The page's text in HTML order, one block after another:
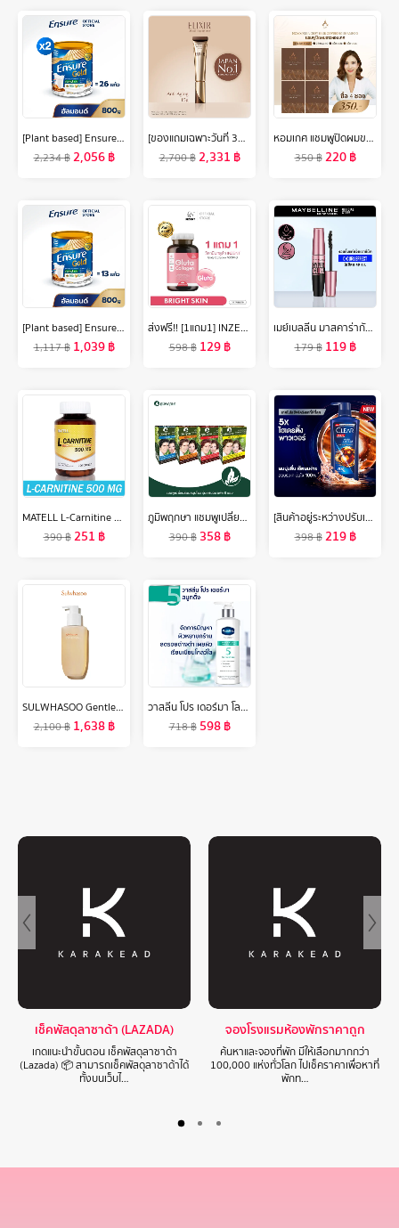
[Plant based] Ensure Gold เอนชัวร์ โกลด์ กลิ่นอัลมอนด์ สูตรโปรตีนธัญพืช 800g 2 กระป๋อง Ensure Gold Plant Based 800gx2
2,234฿2,056฿
[ของแถมเฉพาะวันที่ 30-31 ต.ค.67 เท่านั้น]ELIXIR เรตินอล พาวเวอร์ ริงเกิล สมูทติ้ง ครีม 15ก. (เรตินอลครีมลดเลือนริ้วรอยร่องลึก)
2,700฿2,331 ฿
หอมเกศ แชมพูปิดผมขาว ชุดทดลอง4ซอง350บาท ขนาด30ml.
350฿220฿
[Plant based] Ensure Gold เอนชัวร์ โกลด์ กลิ่นอัลมอนด์ สูตรโปรตีนธัญพืช 800g 1 กระป๋อง Ensure Gold Plant Based 800gx1
1,117฿ 1,039฿
ส่งฟรี!! [1แถม1] INZENT Gluta Collagen 1000MG (30 เม็ด) แอล กลูต้า พลัส คอลลาเจน สูตรเข้มข้น 1,000 mg ผิวสว่าง ใส บำรุงสุขภาพดีจากภายใน วิตามินกลูต้า
598฿ 129฿
เมย์เบลลีน มาสคาร่ากันน้ำ เดอะ ไฮเปอร์เคิร์ล 9.2 มล.MAYBELLINE THE HYPERCURL WATERPROOF MASCARA 9.2 ml(เครื่องสำอาง, มาสคาร่า, มาสคาร่ากันน้ำ)
179฿ 119฿
MATELL L-Carnitine 500mg(100capsules) แอลคาร์นิทีน 500มก(100แคป)
390฿251 ฿
ภูมิพฤกษา แชมพูเปลี่ยนสีผมสมุนไพร (รุ่นแฟนฉัน) มี 4 สี 6ชิ้น/กล่อง
390฿ 358฿
[สินค้าอยู่ระหว่างปรับเปลี่ยนขนาด] เคลียร์ เมน 3in1 แชมพู บอดี้วอช แอ็คทีฟคูล สำหรับผู้ชาย เพื่อเส้นผม หนังศีรษะ และผิวกาย 390 มล. x2 Clear Men 3in
398฿219฿
SULWHASOO Gentle Cleansing Foam 400ML โฟมล้างหน้าสำหรับขจัดสิ่งสกปรก เมคอัพ ฝุ่นละอองและความมันออกจากรูขุมขน คงความชุ่มชื้นไว้บนผิว
2,100฿ 1,638฿
วาสลีน โปร เดอร์มา โลชั่น บอดี้แอมพูล เข้มข้นเหมือนเซรั่มผิวหน้า 250 มล. Vaseline Proderma Body Lotion 250 ml.
718฿ 598฿
เช็คพัสดุลาซาด้า (LAZADA)
เกดแนะนำขั้นตอน เช็คพัสดุลาซาด้า
(Lazada) 📦 สามารถเช็คพัสดุลาซาด้าได้
ทั้งบนเว็บไ…
จองโรงแรมห้องพักราคาถูก
ค้นหาและจองที่พัก มีให้เลือกมากกว่า
100,000 แห่งทั่วโลก ไปเช็คราคาเพื่อหาที่
พักท…